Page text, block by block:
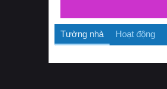
Tường nhà Hoạt động